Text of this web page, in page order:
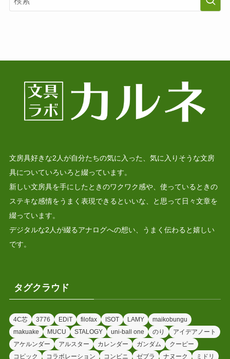
文房具好きな2人が自分たちの気に入った、気に入りそうな文房
具についていろいろと綴っています。
新しい文房具を手にしたときのワクワク感や、使っているときの
ステキな感情をうまく表現できるといいな、と思って日々文章を
綴っています。
デジタルな2人が綴るアナログへの想い、うまく伝わると嬉しい
です。
タグクラウド
4C芯 3776 EDiT filofax ISOT LAMY
maikobungu
makuake
MUCU STALOGY uni-ball one のり
アイデアノート
アケルンダー
アルスター カレンダー ガンダム
クーピー
コピック
コラボレーション コンビニ ゼブラ ナヌーク ミドリ